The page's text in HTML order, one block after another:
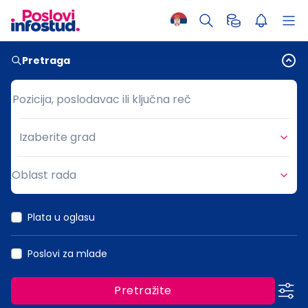
Pretraga
Pozicija, poslodavac ili ključna reč
Pozicija, poslodavac ili ključna reč
Grad
Izaberite grad
Oblast rada
Plata u oglasu
Poslovi za mlade
Pretražite